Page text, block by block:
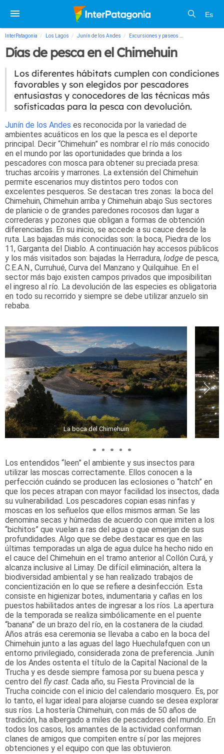
Es
InterPatagonia Los Lagos Junín de los Andes Excursiones y paseos
Días de pesca en el Chimehuin
Los diferentes hábitats cumplen con condiciones
favorables y son elegidos por pescadores
entusiastas y conocedores de las técnicas más
sofisticadas para la pesca con devolución.
Junín de los Andes es reconocida por la variedad de
ambientes acuáticos en los que la pesca es el deporte
principal. Decir “Chimehuin” es nombrar el río más conocido
en el mundo por las oportunidades que brinda a los
pescadores con mosca para obtener su preciada presa:
truchas arcoíris y marrones. La extensión del Chimehuin
permite escenarios muy distintos pero todos con
excelentes pesqueros. Se destacan tres zonas: la boca del
Chimehuin, Chimehuin arriba y Chimehuin abajo Sus sectores
de planicie o de grandes paredones rocosos dan lugar a
correderas y pozones que obligan a formas de obtención
diferenciadas. En su inicio, se accede a su cauce desde la
ruta. Las bajadas más conocidas son: la boca, Piedra de los
11, Garganta del Diablo. A continuación hay accesos públicos
y los más visitados son: bajadas la Herradura, lodge de pesca,
C.E.A.N., Curruhué, Curva del Manzano y Quilquihue. En el
sector más bajo existen campos privados que imposibilitan
el ingreso al río. La devolución de las especies es obligatoria
en todo su recorrido y siempre se debe utilizar anzuelo sin
rebaba.
La boca del Chimehuin
Los entendidos “leen” el ambiente y sus insectos para
utilizar las moscas correctamente. Ellos conocen a la
perfección cuándo se producen las eclosiones o “hatch” en
que los peces atrapan con mayor facilidad los insectos, dada
su vulnerabilidad. Los pescadores copian esas ninfas y
moscas en los señuelos que ellos mismos arman. Se las
denomina secas y húmedas de acuerdo con que imiten a los
“bichitos” que vuelan a ras del agua o que emerjan de sus
profundidades. Algo que se debe destacar es que en las
últimas temporadas un alga de agua dulce ha hecho nido en
el cauce del Chimehuin en el tramo anterior al Collón Curá, y
alcanza inclusive al Limay. De difícil eliminación, altera la
biodiversidad ambiental y se han realizado trabajos de
concientización en lo que se refiere a desinfección. Esta
consiste en higienizar botes, indumentaria y cañas en los
puestos habilitados antes de ingresar a los ríos. La apertura
de la temporada se realiza simbólicamente en el puente
“banana” de un brazo del río, en la costanera de la ciudad.
Años atrás esa ceremonia se llevaba a cabo en la boca del
Chimehuin junto a las aguas del lago Huechulafquen con un
entorno privilegiado, considerada zona de preferencia. Junín
de los Andes ostenta el título de la Capital Nacional de la
Trucha y es desde siempre famosa por su buena pesca y
centro del fly cast. Cada año, su Fiesta Provincial de la
Trucha coincide con el inicio del calendario mosquero. Es, por
lo tanto, el lugar ideal para alojarse cuando se desea explorar
sus ríos. La hostería Chimehuin, con más de 50 años de
tradición, ha albergado a miles de pescadores del mundo. En
todos los casos, los amantes de la actividad conforman
clanes de amigos que compiten entre sí por las mejores
obtenciones y el equipo con que las obtuvieron.